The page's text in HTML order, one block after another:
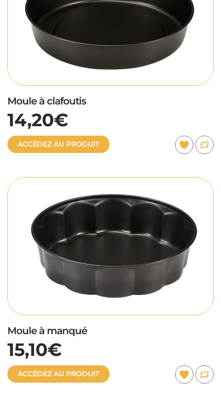
Moule à clafoutis
14,20€
ACCÉDEZ AU PRODUIT
Moule à manqué
15,10€
ACCÉDEZ AU PRODUIT